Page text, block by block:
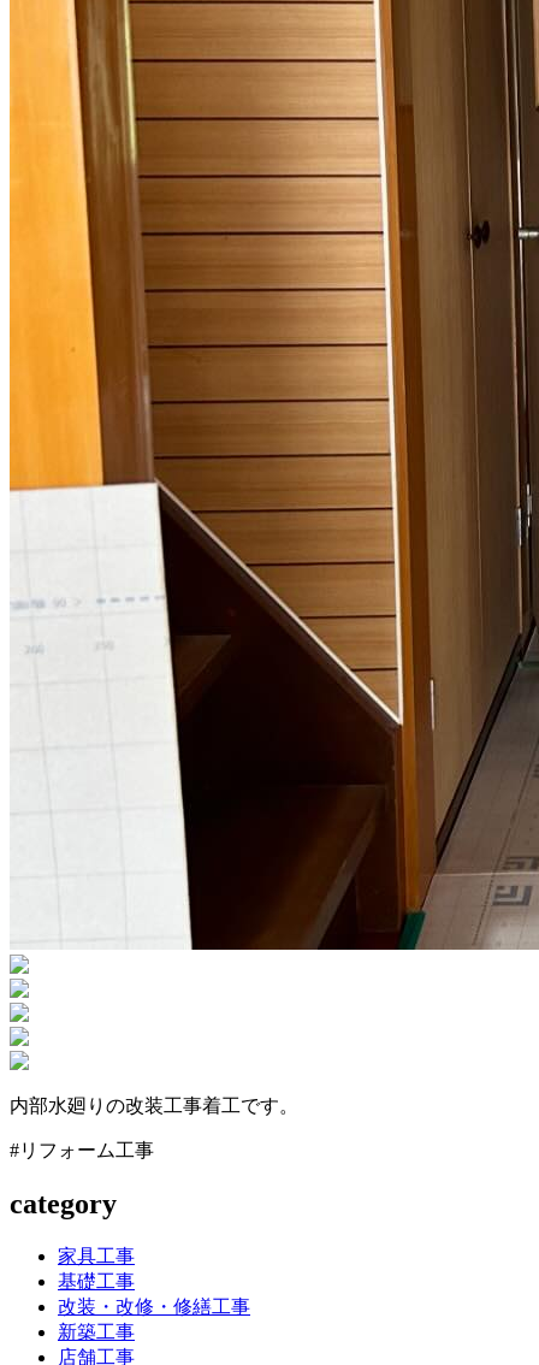
内部水廻りの改装工事着工です。
#リフォーム工事
category
家具工事
基礎工事
改装・改修・修繕工事
新築工事
店舗工事